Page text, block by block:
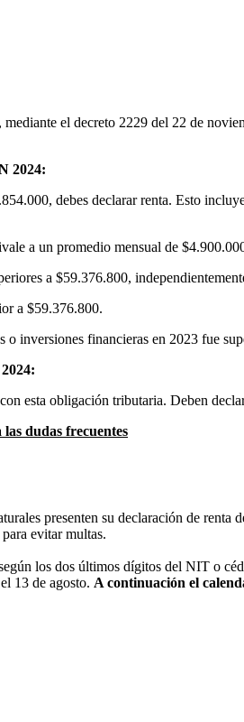
el decreto 2229 del 22 de
2024:
debes declarar renta. Esto
a un promedio mensual de
a $59.376.800,
a $59.376.800.
o inversiones financieras en 2023 fue
esta obligación tributaria. Deben
dudas frecuentes
presenten su declaración de renta
evitar multas.
los dos últimos dígitos del NIT o
13 de agosto. A continuación el